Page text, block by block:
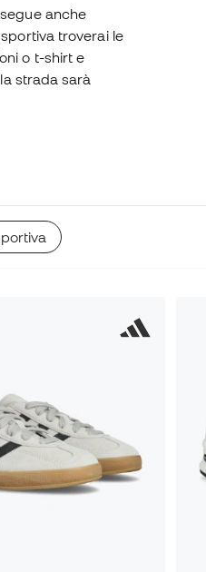
anche
troverai le
o t-shirt e
strada sarà